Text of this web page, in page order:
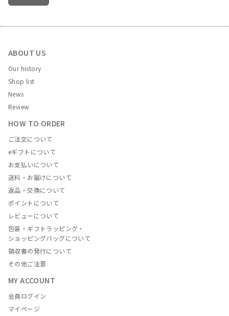
ABOUT US
Our history
Shop list
News
Review
HOW TO ORDER
ご注文について
eギフトについて
お支払いについて
送料・お届けについて
返品・交換について
ポイントについて
レビューについて
包装・ギフトラッピング・
ショッピングバッグについて
領収書の発行について
その他ご注意
MY ACCOUNT
会員ログイン
マイページ